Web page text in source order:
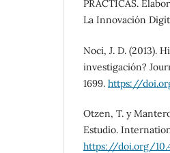
PRÁCTICAS.
La Innovación
Noci, J. D. (2013).
investigación?
1699. https://
Otzen, T. y
Estudio.
https://doi.org/